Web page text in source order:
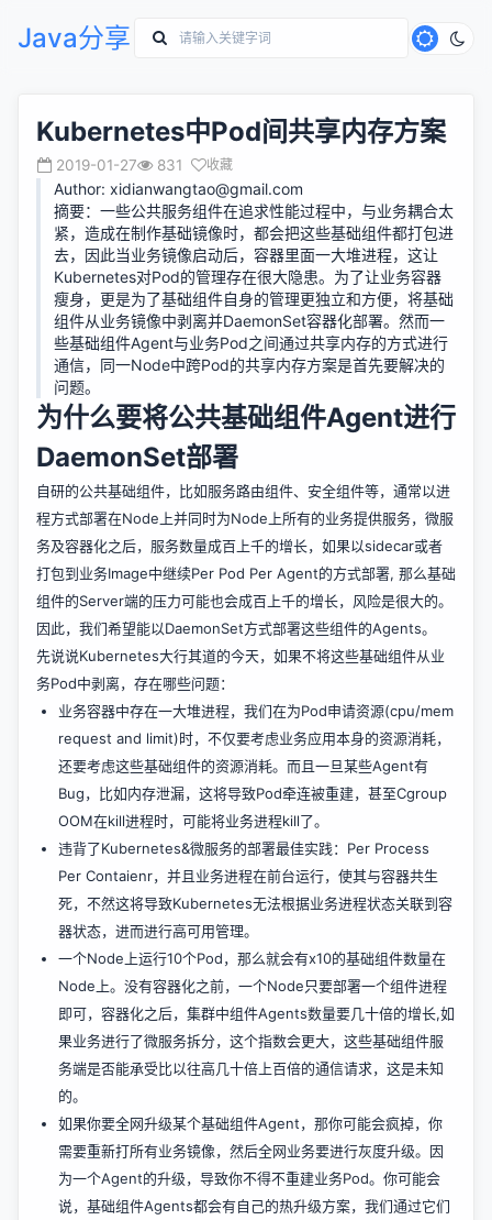
Java分享
Kubernetes中Pod间共享内存方案
2019-01-27 831 收藏
Author: xidianwangtao@gmail.com
摘要：一些公共服务组件在追求性能过程中，与业务耦合太
紧，造成在制作基础镜像时，都会把这些基础组件都打包进
去，因此当业务镜像启动后，容器里面一大堆进程，这让
Kubernetes对Pod的管理存在很大隐患。为了让业务容器
瘦身，更是为了基础组件自身的管理更独立和方便，将基础
组件从业务镜像中剥离并DaemonSet容器化部署。然而一
些基础组件Agent与业务Pod之间通过共享内存的方式进行
通信，同一Node中跨Pod的共享内存方案是首先要解决的
问题。
为什么要将公共基础组件Agent进行
DaemonSet部署
自研的公共基础组件，比如服务路由组件、安全组件等，通常以进
程方式部署在Node上并同时为Node上所有的业务提供服务，微服
务及容器化之后，服务数量成百上千的增长，如果以sidecar或者
打包到业务Image中继续Per Pod Per Agent的方式部署, 那么基础
组件的Server端的压力可能也会成百上千的增长，风险是很大的。
因此，我们希望能以DaemonSet方式部署这些组件的Agents。
先说说Kubernetes大行其道的今天，如果不将这些基础组件从业
务Pod中剥离，存在哪些问题：
业务容器中存在一大堆进程，我们在为Pod申请资源(cpu/mem
request and limit)时，不仅要考虑业务应用本身的资源消耗，
还要考虑这些基础组件的资源消耗。而且一旦某些Agent有
Bug，比如内存泄漏，这将导致Pod牵连被重建，甚至Cgroup
OOM在kill进程时，可能将业务进程kill了。
违背了Kubernetes&微服务的部署最佳实践：Per Process
Per Contaienr，并且业务进程在前台运行，使其与容器共生
死，不然这将导致Kubernetes无法根据业务进程状态关联到容
器状态，进而进行高可用管理。
一个Node上运行10个Pod，那么就会有x10的基础组件数量在
Node上。没有容器化之前，一个Node只要部署一个组件进程
即可，容器化之后，集群中组件Agents数量要几十倍的增长,如
果业务进行了微服务拆分，这个指数会更大，这些基础组件服
务端是否能承受比以往高几十倍上百倍的通信请求，这是未知
的。
如果你要全网升级某个基础组件Agent，那你可能会疯掉，你
需要重新打所有业务镜像，然后全网业务要进行灰度升级。因
为一个Agent的升级，导致你不得不重建业务Pod。你可能会
说，基础组件Agents都会有自己的热升级方案，我们通过它们